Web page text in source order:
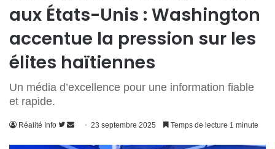
aux États-Unis : Washington
accentue la pression sur les
élites haïtiennes
Un média d’excellence pour une information fiable
et rapide.
Réalité Info
Suivre
Envoyer23 septembre 2025 Temps de lecture 1 minute